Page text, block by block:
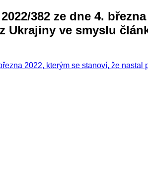
382 ze dne 4.
ve smyslu
2022, kterým se stanoví, že